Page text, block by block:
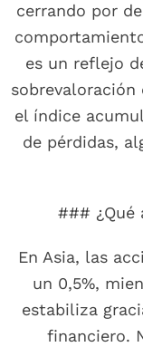
cerrando por
es un reflejo
el índice
de pérdidas,
### ¿Qué
En Asia, las
un 0,5%,
estabiliza
financiero.